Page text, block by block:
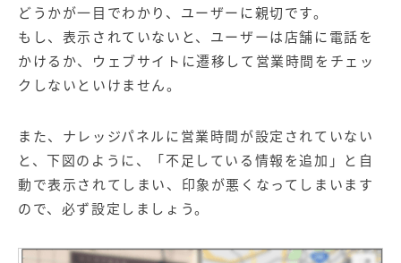
どうかが一目でわかり、ユーザーに親切です。
もし、表示されていないと、ユーザーは店舗に電話を
かけるか、ウェブサイトに遷移して営業時間をチェッ
クしないといけません。
また、ナレッジパネルに営業時間が設定されていない
と、下図のように、「不足している情報を追加」と自
動で表示されてしまい、印象が悪くなってしまいます
ので、必ず設定しましょう。